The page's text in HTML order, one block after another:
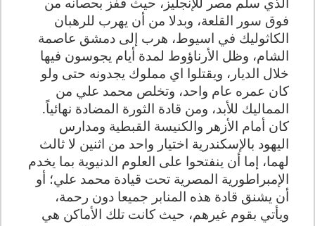
فوق سور القلعة، وبدلا من أن يهرب للرهبان
الكاثوليك في اسيوط، هرب إلى دمشق عاصمة
الشام، وظل الأرناؤوط لمدة أيام يجوسون فيها
خلال الديار، ويقتلوا اي مملوك يجدونه حتى ولو
كان عمره عام واحد، وتخلص محمد علي من
المماليك للأبد، ومن قادة الثورة المضادة نهائياً.
كان أمام الأزهر والكنيسة القبطية ومدارس
اليهود بالإسكندرية اختيار واحد من اثنين لا ثالث
لهما، إما أن ينفتحوا على العلوم الدنيوية بما يخدم
الإمبراطورية المصرية تحت قيادة محمد علي؛ أو
أن يشنق قادة هذه المنابر جميعا دون رحمة،
ويأتي بقوم غيرهم، حيث كانت تلك الأماكن هي